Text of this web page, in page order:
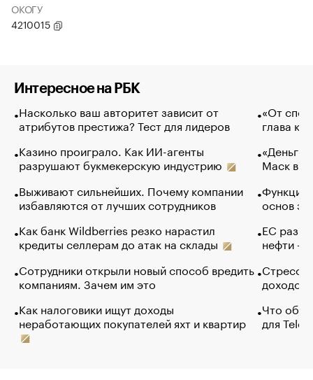
ОКОГУ
4210015
Интересное на РБК
Насколько ваш авторитет зависит от
атрибутов престижа? Тест для лидеров
Казино проиграло. Как ИИ-агенты
разрушают букмекерскую индустрию
Выживают сильнейших. Почему компании
избавляются от лучших сотрудников
Как банк Wildberries резко нарастил
кредиты селлерам до атак на склады
Сотрудники открыли новый способ вредить
компаниям. Зачем им это
Как налоговики ищут доходы
неработающих покупателей яхт и квартир
«От
глава
«Деньги
Маск в
Функции
основ
ЕС
нефти —
Стресс
доходов
Что
для